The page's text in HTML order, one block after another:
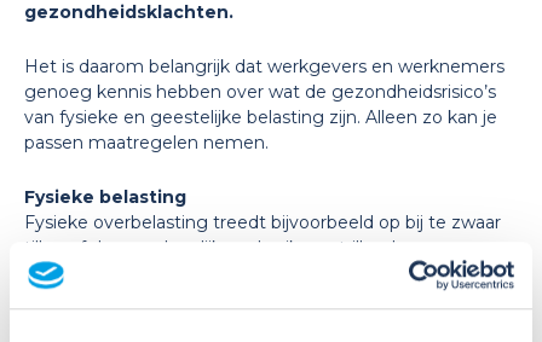
gezondheidsklachten.
Het is daarom belangrijk dat werkgevers en werknemers
genoeg kennis hebben over wat de gezondheidsrisico’s
van fysieke en geestelijke belasting zijn. Alleen zo kan je
passen maatregelen nemen.
Fysieke belasting
Fysieke overbelasting treedt bijvoorbeeld op bij te zwaar
tillen of duwen, dagelijks gebruik van trillend
handgereedschap of langdurig voorovergebogen werken.
Maar ook fysieke onderbelasting is een risico. Dit komt o.a.